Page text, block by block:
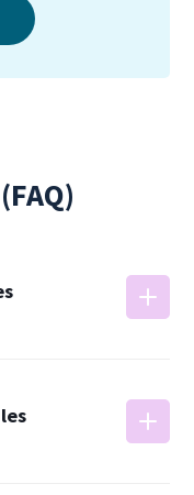
et un défi
des traits comme
stimuler